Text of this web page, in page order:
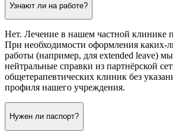
Узнают ли на работе?
Нет. Лечение в нашем частной клинике
При необходимости оформления каких-
работы (например, для extended leave)
нейтральные справки из партнёрской
общетерапевтических клиник без
профиля нашего учреждения.
Нужен ли паспорт?